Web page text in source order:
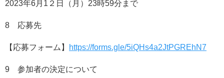
2023年6月1２日（月）23時59分まで
8 応募先
【応募フォーム】 https://forms.gle/5iQHs4a2JtPGREhN7
9 参加者の決定について